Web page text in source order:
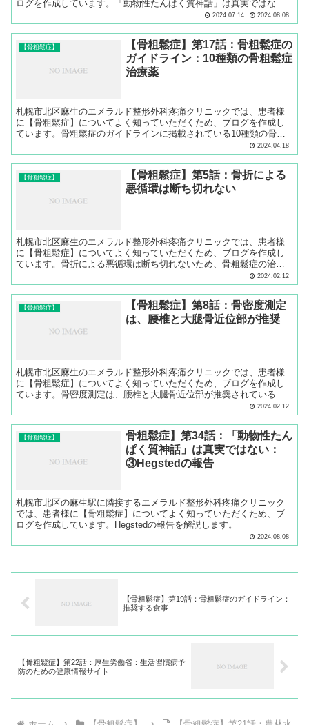
ログを作成しています。「動物性たんぱく質神話」は真実ではない
2024.07.14 2024.08.08
【骨粗鬆症】
【骨粗鬆症】第17話：骨粗鬆症の
ガイドライン：10種類の骨粗鬆症
治療薬
札幌市北区麻生のエメラルド整形外科疼痛クリニックでは、患者様
に【骨粗鬆症】についてよく知っていただくため、ブログを作成し
ています。骨粗鬆症のガイドラインに掲載されている10種類の骨粗
2024.04.18
【骨粗鬆症】
【骨粗鬆症】第5話：骨折による
悪循環は断ち切れない
札幌市北区麻生のエメラルド整形外科疼痛クリニックでは、患者様
に【骨粗鬆症】についてよく知っていただくため、ブログを作成し
ています。骨折による悪循環は断ち切れないため、骨粗鬆症の治療
2024.02.12
【骨粗鬆症】
【骨粗鬆症】第8話：骨密度測定
は、腰椎と大腿骨近位部が推奨
札幌市北区麻生のエメラルド整形外科疼痛クリニックでは、患者様
に【骨粗鬆症】についてよく知っていただくため、ブログを作成し
ています。骨密度測定は、腰椎と大腿骨近位部が推奨されている部
2024.02.12
【骨粗鬆症】
骨粗鬆症】第34話：「動物性たん
ぱく質神話」は真実ではない：
③Hegstedの報告
札幌市北区の麻生駅に隣接するエメラルド整形外科疼痛クリニック
では、患者様に【骨粗鬆症】についてよく知っていただくため、ブ
ログを作成しています。Hegstedの報告を解説します。
2024.08.08
【骨粗鬆症】第19話：骨粗鬆症のガイドライン：
推奨する食事
【骨粗鬆症】第22話：厚生労働省：生活習慣病予
防のための健康情報サイト